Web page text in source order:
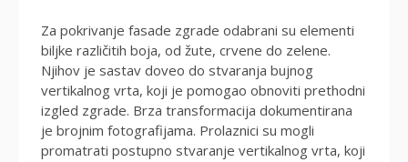
Za pokrivanje fasade zgrade odabrani su elementi
biljke različitih boja, od žute, crvene do zelene.
Njihov je sastav doveo do stvaranja bujnog
vertikalnog vrta, koji je pomogao obnoviti prethodni
izgled zgrade. Brza transformacija dokumentirana
je brojnim fotografijama. Prolaznici su mogli
promatrati postupno stvaranje vertikalnog vrta, koji